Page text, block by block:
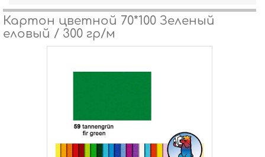
Картон цветной 70*100 Зеленый
еловый / 300 гр/м